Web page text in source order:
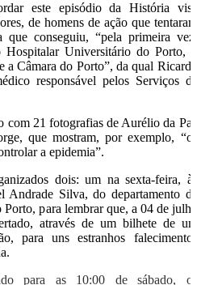
este episódio da História visa
de homens de ação que tentaram
conseguiu, “pela primeira vez,
Hospitalar Universitário do Porto, o
a Câmara do Porto”, da qual Ricardo
responsável pelos Serviços de
com 21 fotografias de Aurélio da Paz
que mostram, por exemplo, “os
a epidemia”.
dois: um na sexta-feira, às
Silva, do departamento da
para lembrar que, a 04 de julho
através de um bilhete de um
para uns estranhos falecimentos
para as 10:00 de sábado, os